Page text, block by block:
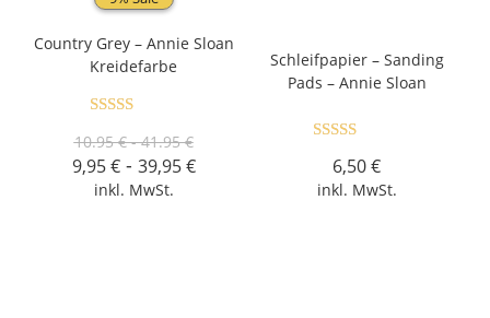
Country Grey – Annie Sloan
Kreidefarbe
10.95 € - 41.95 €
9,95€- 39,95€
inkl. MwSt.
Schleifpapier – Sanding
Pads – Annie Sloan
5.00
6,50€
inkl. MwSt.